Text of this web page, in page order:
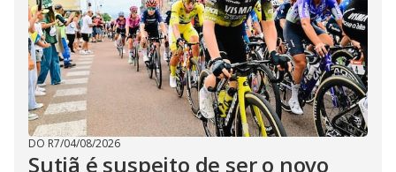
DO R7/04/08/2026
Sutiã é suspeito de ser o novo